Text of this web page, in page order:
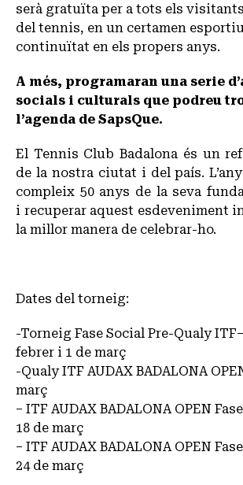
serà gratuïta per a tots els
del tennis, en un certamen
continuïtat en els propers anys.
A més, programaran una serie
socials i culturals que podreu
l’agenda de SapsQue.
El Tennis Club Badalona és un
de la nostra ciutat i del país.
compleix 50 anys de la seva
i recuperar aquest esdeveniment
la millor manera de celebrar-ho.
Dates del torneig:
-Torneig Fase Social Pre-Qualy
febrer i 1 de març
-Qualy ITF AUDAX BADALONA
març
– ITF AUDAX BADALONA OPEN
18 de març
– ITF AUDAX BADALONA OPEN
24 de març